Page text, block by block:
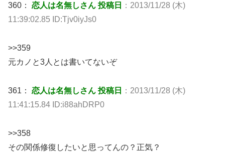
360： 恋人は名無しさん 投稿日
：2013/11/28 (木)
11:39:02.85 ID:Tjv0iyJs0
>>359
元カノと3人とは書いてないぞ
361： 恋人は名無しさん 投稿日
：2013/11/28 (木)
11:41:15.84 ID:i88ahDRP0
>>358
その関係修復したいと思ってんの？正気？